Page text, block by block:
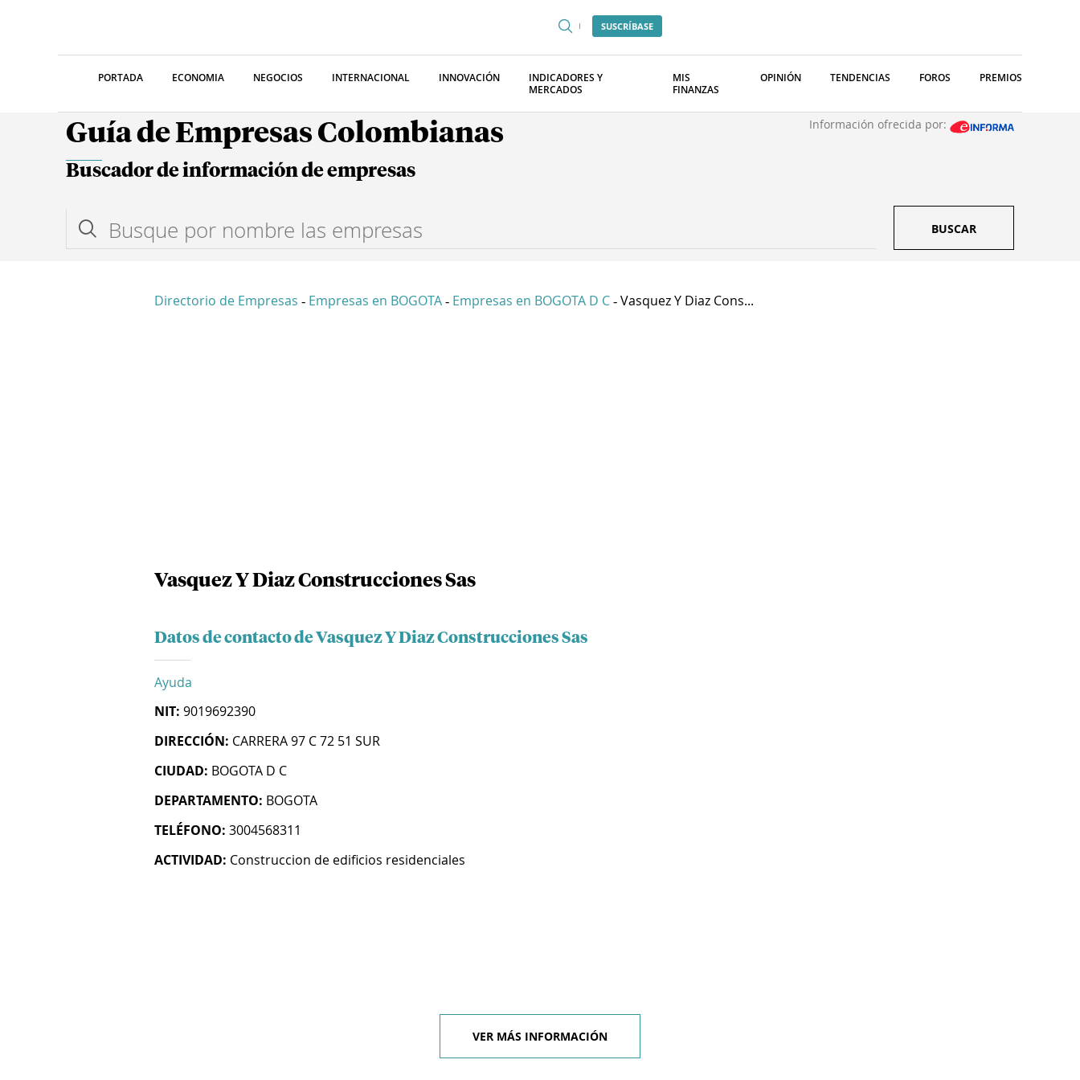
SUSCRÍBASE
PORTADA ECONOMIA NEGOCIOS INTERNACIONAL INNOVACIÓN
INDICADORES Y
MERCADOS
MIS
FINANZAS
OPINIÓN TENDENCIAS FOROS PREMIOS
Guía de Empresas Colombianas Información ofrecida por:
Buscador de información de empresas
BUSCAR
Directorio de Empresas - Empresas en BOGOTA - Empresas en BOGOTA D C - Vasquez Y Diaz Cons...
Vasquez Y Diaz Construcciones Sas
Datos de contacto de Vasquez Y Diaz Construcciones Sas
Ayuda
NIT: 9019692390
DIRECCIÓN: CARRERA 97 C 72 51 SUR
CIUDAD: BOGOTA D C
DEPARTAMENTO: BOGOTA
TELÉFONO: 3004568311
ACTIVIDAD: Construccion de edificios residenciales
VER MÁS INFORMACIÓN